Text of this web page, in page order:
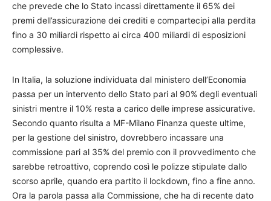
che prevede che lo Stato incassi direttamente il 65% dei
premi dell’assicurazione dei crediti e compartecipi alla perdita
fino a 30 miliardi rispetto ai circa 400 miliardi di esposizioni
complessive.
In Italia, la soluzione individuata dal ministero dell’Economia
passa per un intervento dello Stato pari al 90% degli eventuali
sinistri mentre il 10% resta a carico delle imprese assicurative.
Secondo quanto risulta a MF-Milano Finanza queste ultime,
per la gestione del sinistro, dovrebbero incassare una
commissione pari al 35% del premio con il provvedimento che
sarebbe retroattivo, coprendo così le polizze stipulate dallo
scorso aprile, quando era partito il lockdown, fino a fine anno.
Ora la parola passa alla Commissione, che ha di recente dato